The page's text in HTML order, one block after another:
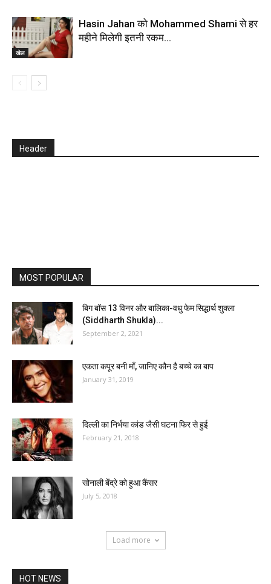
खेल
Hasin Jahan को Mohammed Shami से हर
महीने मिलेगी इतनी रकम…
Header
MOST POPULAR
बिग बॉस 13 विनर और बालिका-वधु फेम सिद्धार्थ शुक्ला
(Siddharth Shukla)...
September 2, 2021
एकता कपूर बनी माँ, जानिए कौन है बच्चे का बाप
January 31, 2019
दिल्ली का निर्भया कांड जैसी घटना फिर से हुई
February 21, 2018
सोनाली बेंद्रे को हुआ कैंसर
July 5, 2018
Load more
HOT NEWS